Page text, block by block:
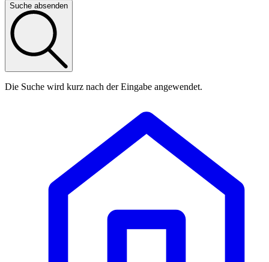
Suche absenden
Die Suche wird kurz nach der Eingabe angewendet.